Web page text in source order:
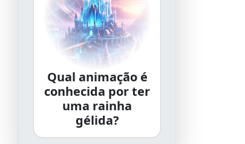
Qual animação é
conhecida por ter
uma rainha
gélida?